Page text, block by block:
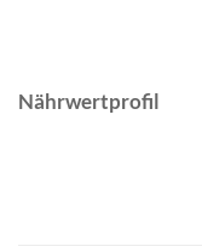
Nährwertprofil